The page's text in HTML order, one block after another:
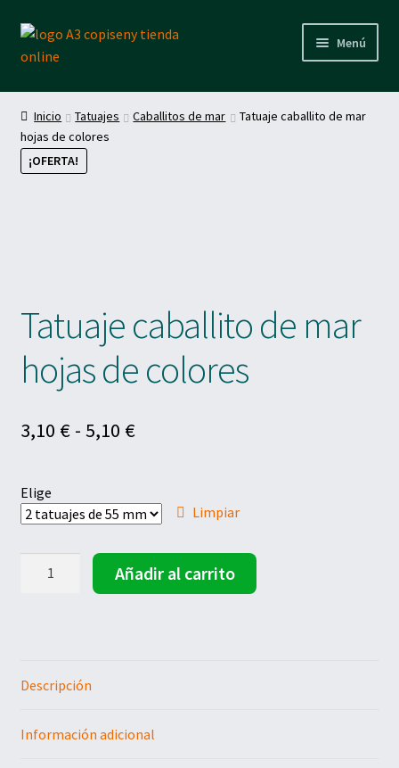
Ir
a
Ir
al
Menú
Inicio
Productos
Inicio Tatuajes Caballitos de mar
Tatuaje caballito de mar
hojas de colores
¡OFERTA!
Tatuaje caballito de mar
hojas de colores
3,10 € - 5,10 €Rango
3,10 €
hasta
5,10 €
Elige
Limpiar
caballito
colores
Añadir al carrito
Descripción
Información adicional